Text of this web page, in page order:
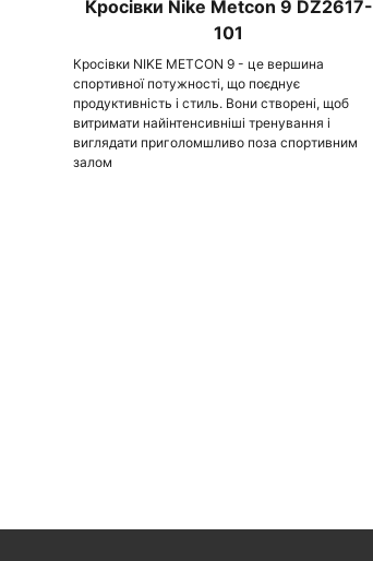
Кросівки Nike Metcon 9 DZ2617-
101
Кросівки NIKE METCON 9 - це вершина
спортивної потужності, що поєднує
продуктивність і стиль. Вони створені, щоб
витримати найінтенсивніші тренування і
виглядати приголомшливо поза спортивним
залом